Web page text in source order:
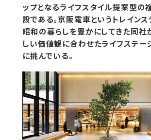
ップとなるライフスタイル提案型の
設である。京阪電車というトレインス
昭和の暮らしを豊かにしてきた同社
しい価値観に合わせたライフステー
に挑んでいる。